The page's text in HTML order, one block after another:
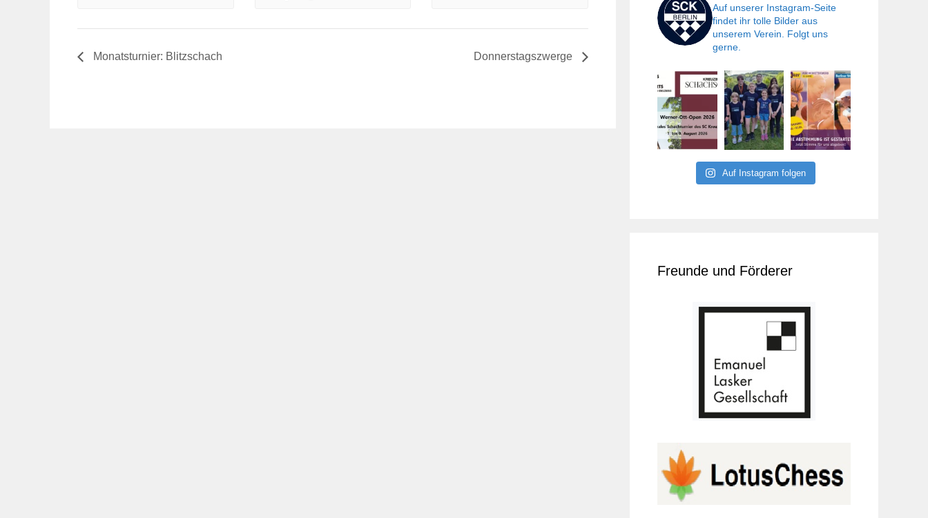
Monatsturnier: Blitzschach Donnerstagszwerge
Auf unserer Instagram-Seite
findet ihr tolle Bilder aus
unserem Verein. Folgt uns
gerne.
Auf Instagram folgen
Freunde und Förderer